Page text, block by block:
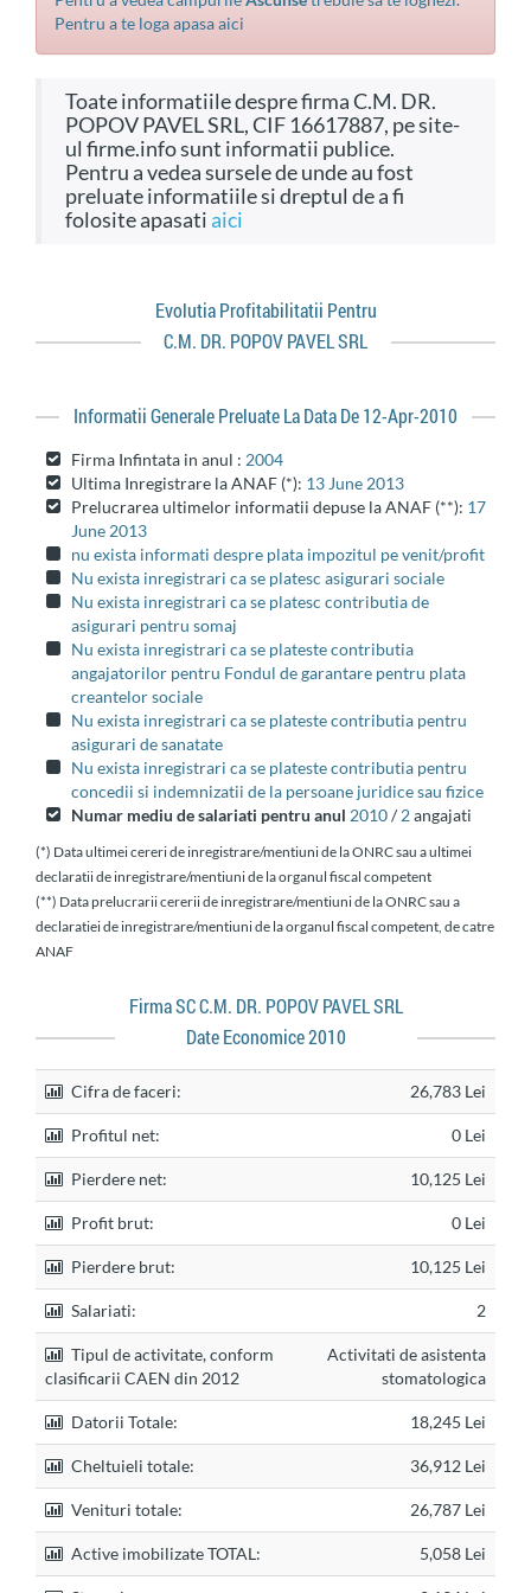
Pentru a te loga apasa aici
Toate informatiile despre firma C.M. DR.
POPOV PAVEL SRL, CIF 16617887, pe site-
ul firme.info sunt informatii publice.
Pentru a vedea sursele de unde au fost
preluate informatiile si dreptul de a fi
folosite apasatiaici
Evolutia Profitabilitatii Pentru
C.M. DR. POPOV PAVEL SRL
Informatii Generale Preluate La Data De 12-Apr-2010
Firma Infintata in anul : 2004
Ultima Inregistrare la ANAF (*): 13 June 2013
Prelucrarea ultimelor informatii depuse la ANAF (**): 17
June 2013
nu exista informati despre plata impozitul pe venit/profit
Nu exista inregistrari ca se platesc asigurari sociale
Nu exista inregistrari ca se platesc contributia de
asigurari pentru somaj
Nu exista inregistrari ca se plateste contributia
angajatorilor pentru Fondul de garantare pentru plata
creantelor sociale
Nu exista inregistrari ca se plateste contributia pentru
asigurari de sanatate
Nu exista inregistrari ca se plateste contributia pentru
concedii si indemnizatii de la persoane juridice sau fizice
Numar mediu de salariati pentru anul 2010/2angajati
(*) Data ultimei cereri de inregistrare/mentiuni de la ONRC sau a ultimei
declaratii de inregistrare/mentiuni de la organul fiscal competent
(**) Data prelucrarii cererii de inregistrare/mentiuni de la ONRC sau a
declaratiei de inregistrare/mentiuni de la organul fiscal competent, de catre
ANAF
Firma SC C.M. DR. POPOV PAVEL SRL
Date Economice 2010
Cifra de faceri: 26,783 Lei
Profitul net: 0 Lei
Pierdere net: 10,125 Lei
Profit brut: 0 Lei
Pierdere brut: 10,125 Lei
Salariati: 2
Tipul de activitate, conform
clasificarii CAEN din 2012
Activitati de asistenta
stomatologica
Datorii Totale: 18,245 Lei
Cheltuieli totale: 36,912 Lei
Venituri totale: 26,787 Lei
Active imobilizate TOTAL: 5,058 Lei